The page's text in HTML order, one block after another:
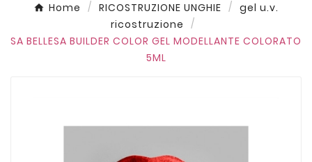
Home RICOSTRUZIONE UNGHIE
gel u.v.
ricostruzione
SA BELLESA BUILDER COLOR GEL MODELLANTE COLORATO
5ML